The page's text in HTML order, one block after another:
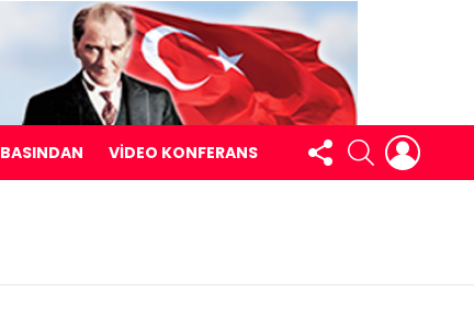
BASINDAN VİDEO KONFERANS
TAKIP
EDIN
SEARCH